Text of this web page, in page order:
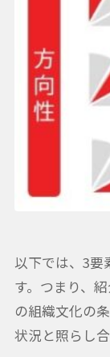
以下では、3要
す。つまり、
の組織文化の
状況と照らし